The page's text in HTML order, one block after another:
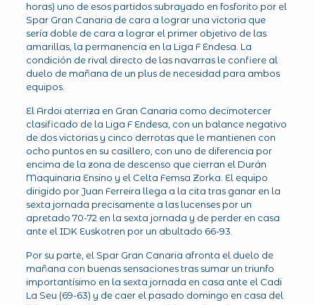
horas) uno de esos partidos subrayado en fosforito por el
Spar Gran Canaria de cara a lograr una victoria que
sería doble de cara a lograr el primer objetivo de las
amarillas, la permanencia en la Liga F Endesa. La
condición de rival directo de las navarras le confiere al
duelo de mañana de un plus de necesidad para ambos
equipos.
El Ardoi aterriza en Gran Canaria como decimotercer
clasificado de la Liga F Endesa, con un balance negativo
de dos victorias y cinco derrotas que le mantienen con
ocho puntos en su casillero, con uno de diferencia por
encima de la zona de descenso que cierran el Durán
Maquinaria Ensino y el Celta Femsa Zorka. El equipo
dirigido por Juan Ferreira llega a la cita tras ganar en la
sexta jornada precisamente a las lucenses por un
apretado 70-72 en la sexta jornada y de perder en casa
ante el IDK Euskotren por un abultado 66-93.
Por su parte, el Spar Gran Canaria afronta el duelo de
mañana con buenas sensaciones tras sumar un triunfo
importantísimo en la sexta jornada en casa ante el Cadi
La Seu (69-63) y de caer el pasado domingo en casa del